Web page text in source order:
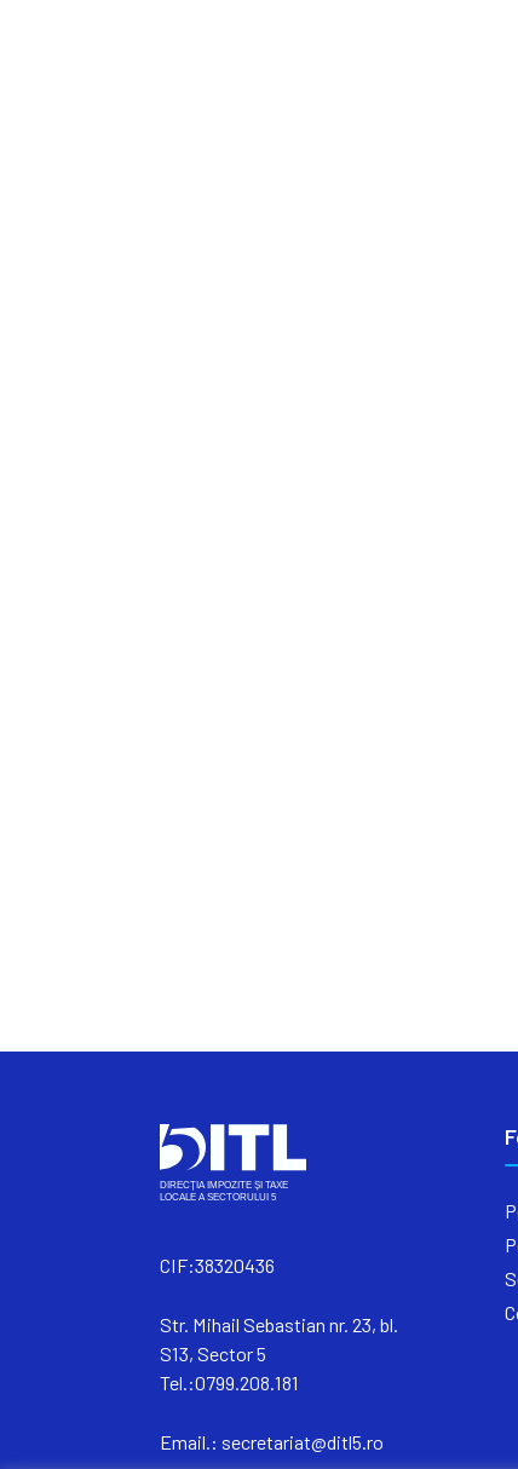
CIF:38320436
Str. Mihail Sebastian nr. 23, bl.
S13, Sector 5
Tel.:0799.208.181
Email.: secretariat@ditl5.ro